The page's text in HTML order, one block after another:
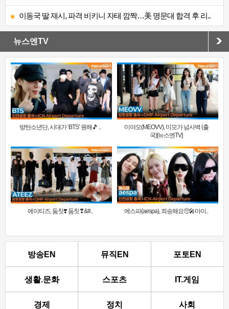
이동국 딸 재시, 파격 비키니 자태 깜짝…美 명문대 합격 후 리..
뉴스엔TV
방탄소년단, 시대가 ‘BTS’ 원해🎵 ..
미야오(MEOVV), 미모가 넘사벽 (출
국)[뉴스엔TV]
에이티즈, 둠칫❣️ 둠칫❣&#.. 에스파(aespa), 죄송해요🥺🎤마이..
방송EN 뮤직EN 포토EN
생활.문화 스포츠 IT.게임
경제 정치 사회